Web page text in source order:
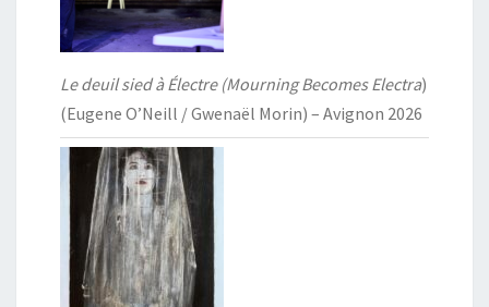
Le deuil sied à Électre (Mourning Becomes Electra)
(Eugene O’Neill / Gwenaël Morin) – Avignon 2026